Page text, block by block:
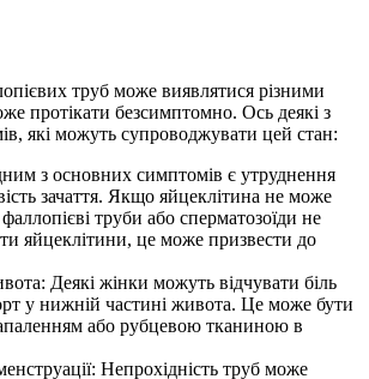
труб може виявлятися різними
протікати безсимптомно. Ось деякі з
які можуть супроводжувати цей стан:
з основних симптомів є утруднення
зачаття. Якщо яйцеклітина не може
труби або сперматозоїди не
яйцеклітини, це може призвести до
Деякі жінки можуть відчувати біль
у нижній частині живота. Це може бути
або рубцевою тканиною в
Непрохідність труб може